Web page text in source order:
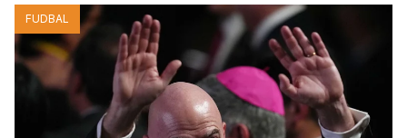
FUDBAL